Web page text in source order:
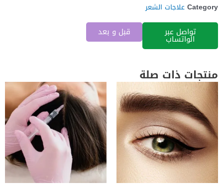
Categoryعلاجات الشعر
تواصل عبر
الواتساب
قبل و بعد
منتجات ذات صلة